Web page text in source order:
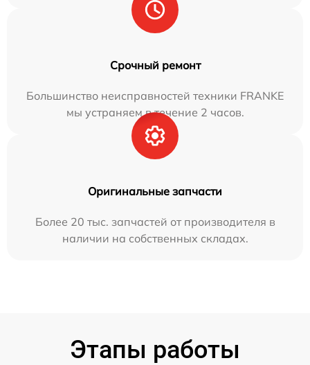
Срочный ремонт
Большинство неисправностей техники FRANKE
мы устраняем в течение 2 часов.
Оригинальные запчасти
Более 20 тыс. запчастей от производителя в
наличии на собственных складах.
Этапы работы